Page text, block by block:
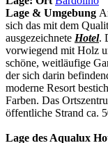
Lage & Umgebung
sich das mit dem
ausgezeichnete Hotel.
vorwiegend mit Holz
schöne, weitläufige
der sich darin
moderne Resort
Farben. Das
öffentliche Strand ca.
Lage des Aqualux